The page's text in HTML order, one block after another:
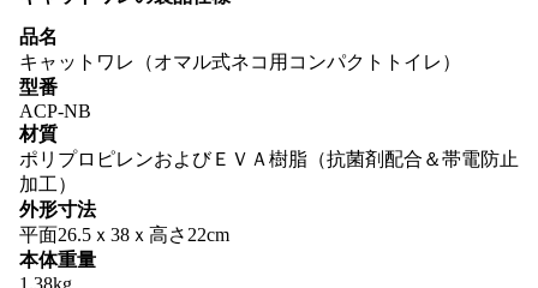
品名
キャットワレ（オマル式ネコ用コンパクトトイレ）
型番
ACP-NB
材質
ポリプロピレンおよびＥＶＡ樹脂（抗菌剤配合＆帯電防止
加工）
外形寸法
平面26.5ｘ38ｘ高さ22cm
本体重量